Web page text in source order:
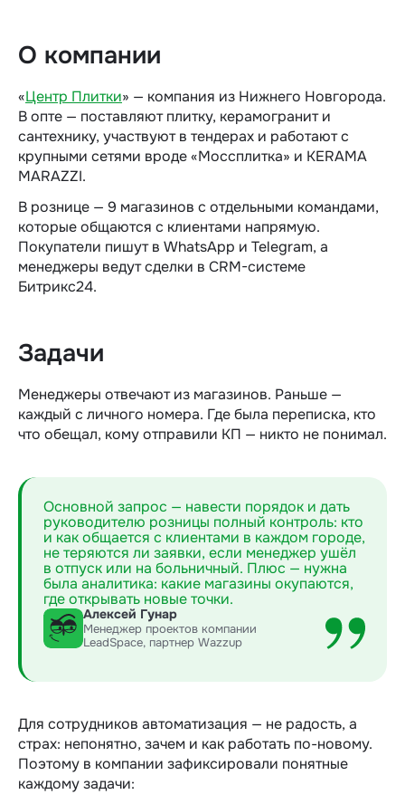
О компании
«Центр Плитки» — компания из Нижнего Новгорода.
В опте — поставляют плитку, керамогранит и
сантехнику, участвуют в тендерах и работают с
крупными сетями вроде «Моссплитка» и KERAMA
MARAZZI.
В рознице — 9 магазинов с отдельными командами,
которые общаются с клиентами напрямую.
Покупатели пишут в WhatsApp и Telegram, а
менеджеры ведут сделки в CRM-системе
Битрикс24.
Задачи
Менеджеры отвечают из магазинов. Раньше —
каждый с личного номера. Где была переписка, кто
что обещал, кому отправили КП — никто не понимал.
Основной запрос — навести порядок и дать
руководителю розницы полный контроль: кто
и как общается с клиентами в каждом городе,
не теряются ли заявки, если менеджер ушёл
в отпуск или на больничный. Плюс — нужна
была аналитика: какие магазины окупаются,
где открывать новые точки.
Алексей Гунар
Менеджер проектов компании
LeadSpace, партнер Wazzup
Для сотрудников автоматизация — не радость, а
страх: непонятно, зачем и как работать по-новому.
Поэтому в компании зафиксировали понятные
каждому задачи: